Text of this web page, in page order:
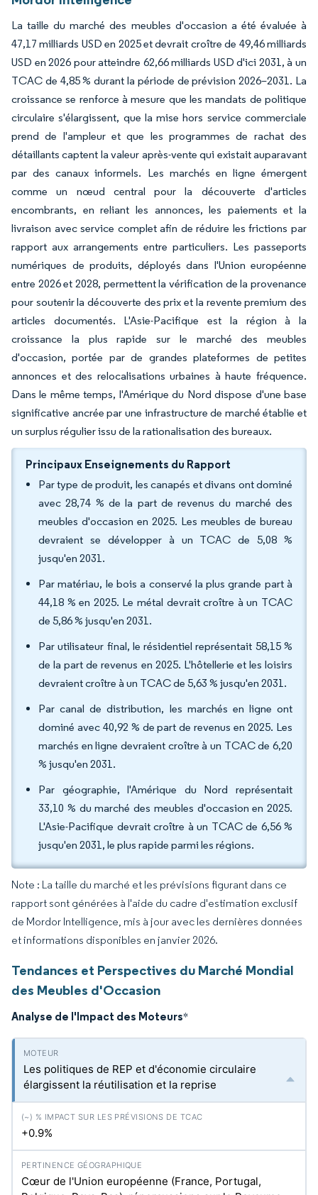
La taille du marché des meubles d'occasion a été évaluée à
47,17 milliards USD en 2025 et devrait croître de 49,46 milliards
USD en 2026 pour atteindre 62,66 milliards USD d'ici 2031, à un
TCAC de 4,85 % durant la période de prévision 2026–2031. La
croissance se renforce à mesure que les mandats de politique
circulaire s'élargissent, que la mise hors service commerciale
prend de l'ampleur et que les programmes de rachat des
détaillants captent la valeur après-vente qui existait auparavant
par des canaux informels. Les marchés en ligne émergent
comme un nœud central pour la découverte d'articles
encombrants, en reliant les annonces, les paiements et la
livraison avec service complet afin de réduire les frictions par
rapport aux arrangements entre particuliers. Les passeports
numériques de produits, déployés dans l'Union européenne
entre 2026 et 2028, permettent la vérification de la provenance
pour soutenir la découverte des prix et la revente premium des
articles documentés. L'Asie-Pacifique est la région à la
croissance la plus rapide sur le marché des meubles
d'occasion, portée par de grandes plateformes de petites
annonces et des relocalisations urbaines à haute fréquence.
Dans le même temps, l'Amérique du Nord dispose d'une base
significative ancrée par une infrastructure de marché établie et
un surplus régulier issu de la rationalisation des bureaux.
Principaux Enseignements du Rapport
Par type de produit, les canapés et divans ont dominé
avec 28,74 % de la part de revenus du marché des
meubles d'occasion en 2025. Les meubles de bureau
devraient se développer à un TCAC de 5,08 %
jusqu'en 2031.
Par matériau, le bois a conservé la plus grande part à
44,18 % en 2025. Le métal devrait croître à un TCAC
de 5,86 % jusqu'en 2031.
Par utilisateur final, le résidentiel représentait 58,15 %
de la part de revenus en 2025. L'hôtellerie et les loisirs
devraient croître à un TCAC de 5,63 % jusqu'en 2031.
Par canal de distribution, les marchés en ligne ont
dominé avec 40,92 % de part de revenus en 2025. Les
marchés en ligne devraient croître à un TCAC de 6,20
% jusqu'en 2031.
Par géographie, l'Amérique du Nord représentait
33,10 % du marché des meubles d'occasion en 2025.
L'Asie-Pacifique devrait croître à un TCAC de 6,56 %
jusqu'en 2031, le plus rapide parmi les régions.
Note : La taille du marché et les prévisions figurant dans ce
rapport sont générées à l'aide du cadre d'estimation exclusif
de Mordor Intelligence, mis à jour avec les dernières données
et informations disponibles en janvier 2026.
Tendances et Perspectives du Marché Mondial
des Meubles d'Occasion
Analyse de l'Impact des Moteurs*
Les politiques de REP et d'économie circulaire
élargissent la réutilisation et la reprise
+0.9%
Cœur de l'Union européenne (France, Portugal,